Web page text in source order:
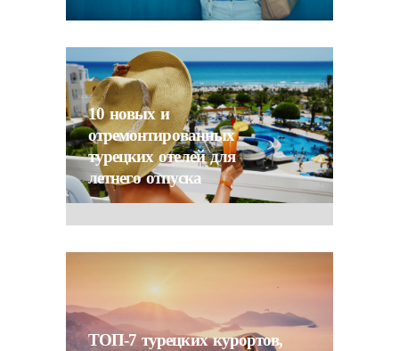
10 новых и
отремонтированных
турецких отелей для
летнего отпуска
ТОП-7 турецких курортов,